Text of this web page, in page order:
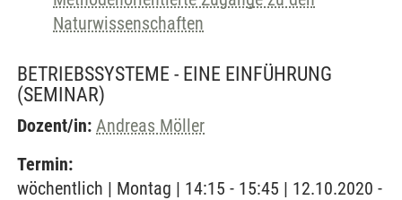
Naturwissenschaften
BETRIEBSSYSTEME - EINE EINFÜHRUNG
(SEMINAR)
Dozent/in: Andreas Möller
Termin:
wöchentlich | Montag | 14:15 - 15:45 | 12.10.2020 -